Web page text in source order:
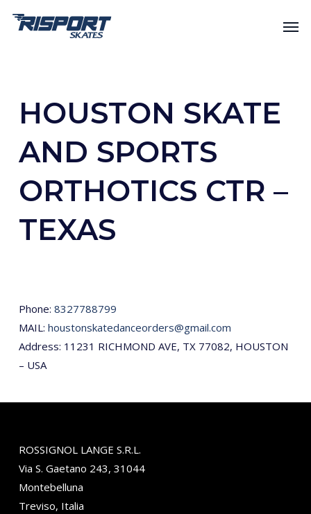
HOUSTON SKATE
AND SPORTS
ORTHOTICS CTR –
TEXAS
Phone: 8327788799
MAIL: houstonskatedanceorders@gmail.com
Address: 11231 RICHMOND AVE, TX 77082, HOUSTON
– USA
ROSSIGNOL LANGE S.R.L.
Via S. Gaetano 243, 31044
Montebelluna
Treviso, Italia